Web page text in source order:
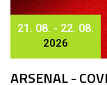
21. 08. - 22. 08.
2026
ARSENAL -